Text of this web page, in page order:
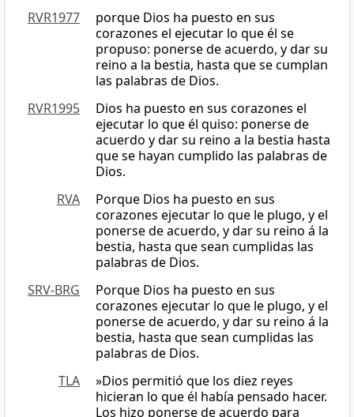
RVR1977
porque Dios ha puesto en sus
corazones el ejecutar lo que él se
propuso: ponerse de acuerdo, y dar su
reino a la bestia, hasta que se cumplan
las palabras de Dios.
RVR1995
Dios ha puesto en sus corazones el
ejecutar lo que él quiso: ponerse de
acuerdo y dar su reino a la bestia hasta
que se hayan cumplido las palabras de
Dios.
RVA
Porque Dios ha puesto en sus
corazones ejecutar lo que le plugo, y el
ponerse de acuerdo, y dar su reino á la
bestia, hasta que sean cumplidas las
palabras de Dios.
SRV-BRG
Porque Dios ha puesto en sus
corazones ejecutar lo que le plugo, y el
ponerse de acuerdo, y dar su reino á la
bestia, hasta que sean cumplidas las
palabras de Dios.
TLA
»Dios permitió que los diez reyes
hicieran lo que él había pensado hacer.
Los hizo ponerse de acuerdo para